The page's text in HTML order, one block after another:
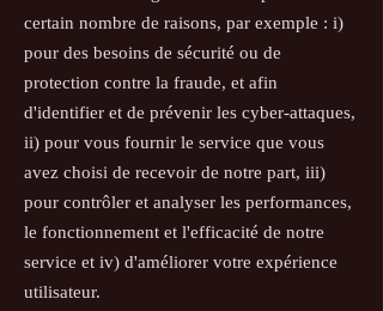
certain nombre de raisons, par exemple : i)
pour des besoins de sécurité ou de
protection contre la fraude, et afin
d'identifier et de prévenir les cyber-attaques,
ii) pour vous fournir le service que vous
avez choisi de recevoir de notre part, iii)
pour contrôler et analyser les performances,
le fonctionnement et l'efficacité de notre
service et iv) d'améliorer votre expérience
utilisateur.